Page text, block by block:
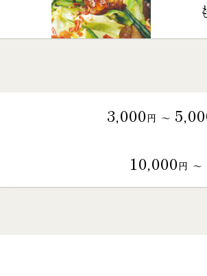
3,000円 〜
10,000円 〜